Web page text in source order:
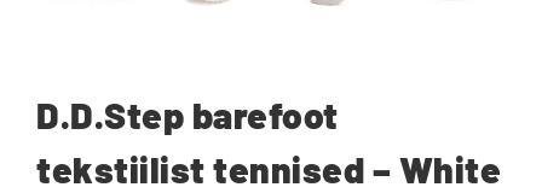
D.D.Step barefoot
tekstiilist tennised – White